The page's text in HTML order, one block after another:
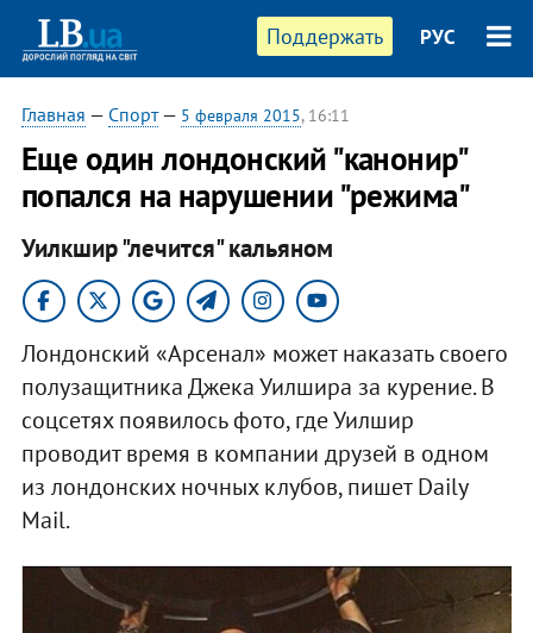
Поддержать РУС
Главная — Спорт— 5 февраля 2015, 16:11
Еще один лондонский "канонир"
попался на нарушении "режима"
Уилкшир "лечится" кальяном
Лондонский «Арсенал» может наказать своего
полузащитника Джека Уилшира за курение. В
соцсетях появилось фото, где Уилшир
проводит время в компании друзей в одном
из лондонских ночных клубов, пишет Daily
Mail.